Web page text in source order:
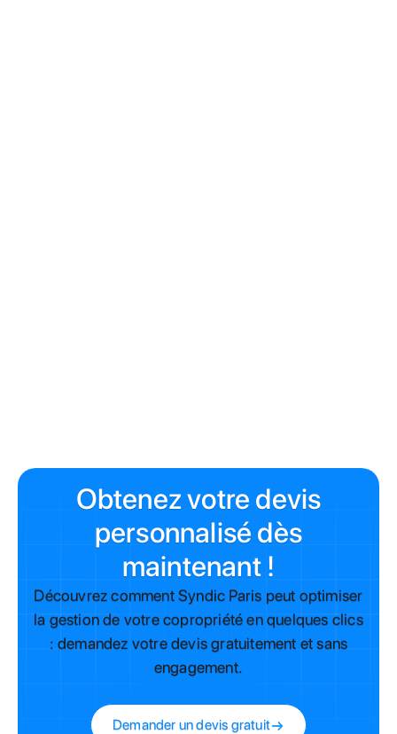
Obtenez votre devis
personnalisé dès
maintenant !
Découvrez comment Syndic Paris peut optimiser
la gestion de votre copropriété en quelques clics
: demandez votre devis gratuitement et sans
engagement.
Demander un devis gratuit